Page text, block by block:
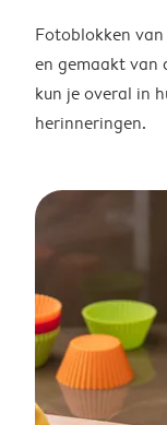
Fotoblokken
en gemaakt van
kun je overal in
herinneringen.